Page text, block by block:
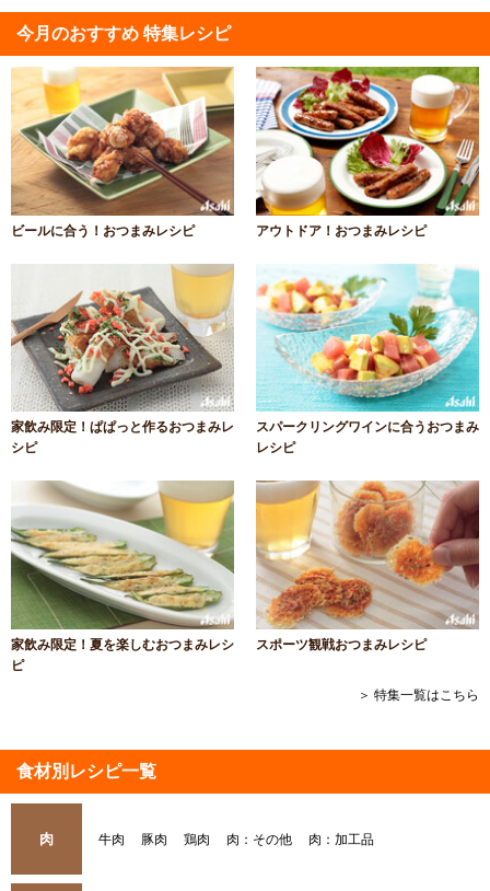
今月のおすすめ 特集レシピ
ビールに合う！おつまみレシピ アウトドア！おつまみレシピ
家飲み限定！ぱぱっと作るおつまみレ
シピ
スパークリングワインに合うおつまみ
レシピ
家飲み限定！夏を楽しむおつまみレシ
ピ
スポーツ観戦おつまみレシピ
＞ 特集一覧はこちら
食材別レシピ一覧
肉 牛肉 豚肉 鶏肉 肉：その他 肉：加工品